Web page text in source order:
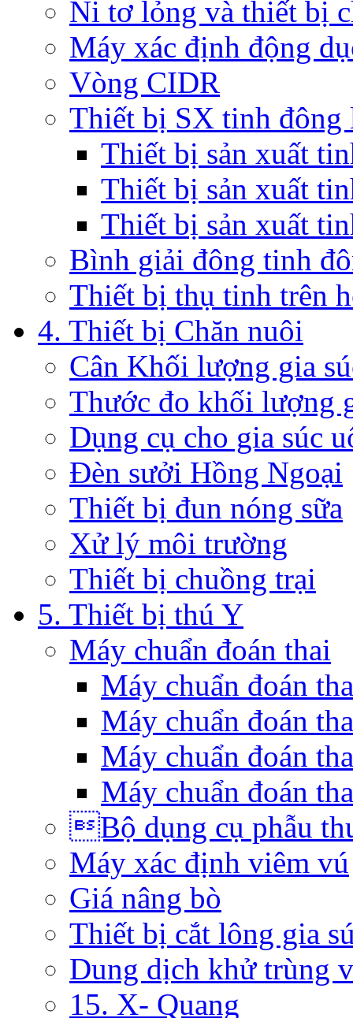
Ni tơ lỏng và thiết bị
Máy xác định động
Vòng CIDR
Thiết bị SX tinh đông
Thiết bị sản xuất
Thiết bị sản xuất
Thiết bị sản xuất
Bình giải đông tinh
Thiết bị thụ tinh trên
4. Thiết bị Chăn nuôi
Cân Khối lượng gia
Thước đo khối lượng
Dụng cụ cho gia súc
Đèn sưởi Hồng Ngoại
Thiết bị đun nóng sữa
Xử lý môi trường
Thiết bị chuồng trại
5. Thiết bị thú Y
Máy chuẩn đoán thai
Máy chuẩn đoán
Máy chuẩn đoán
Máy chuẩn đoán
Máy chuẩn đoán
Bộ dụng cụ phẫu
Máy xác định viêm vú
Giá nâng bò
Thiết bị cắt lông gia
Dung dịch khử trùng
15. X- Quang